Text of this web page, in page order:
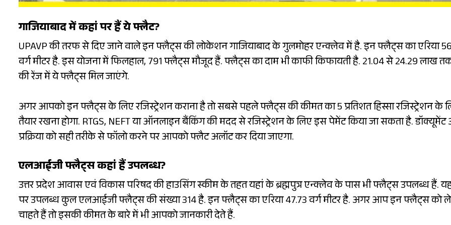
गाजियाबाद में कहां पर हैं ये फ्लैट?
UPAVP की तरफ से दिए जाने वाले इन फ्लैट्स की लोकेशन गाजियाबाद के गुलमोहर एन्क्लेव में है. इन फ्लैट्स का एरिया
वर्ग मीटर है. इस योजना में फिलहाल, 791 फ्लैट्स मौजूद हैं. फ्लैट्स का दाम भी काफी किफायती है. 21.04 से 24.29 लाख
की रेंज में ये फ्लैट्स मिल जाएंगे.
अगर आपको इन फ्लैट्स के लिए रजिस्ट्रेशन कराना है तो सबसे पहले फ्लैट्स की कीमत का 5 प्रतिशत हिस्सा रजिस्ट्रेशन के
तैयार रखना होगा. RTGS, NEFT या ऑनलाइन बैंकिंग की मदद से रजिस्ट्रेशन के लिए इस पेमेंट किया जा सकता है.
प्रक्रिया को सही तरीके से फॉलो करने पर आपको फ्लैट अलॉट कर दिया जाएगा.
एलआईजी फ्लैट्स कहां हैं उपलब्ध?
उत्तर प्रदेश आवास एवं विकास परिषद की हाउसिंग स्कीम के तहत यहां के ब्रह्मपुत्र एन्क्लेव के पास भी फ्लैट्स उपलब्ध हैं.
पर उपलब्ध कुल एलआईजी फ्लैट्स की संख्या 314 है. इन फ्लैट्स का एरिया 47.73 वर्ग मीटर है. अगर आप इन फ्लैट्स को
चाहते हैं तो इसकी कीमत के बारे में भी आपको जानकारी देते हैं.